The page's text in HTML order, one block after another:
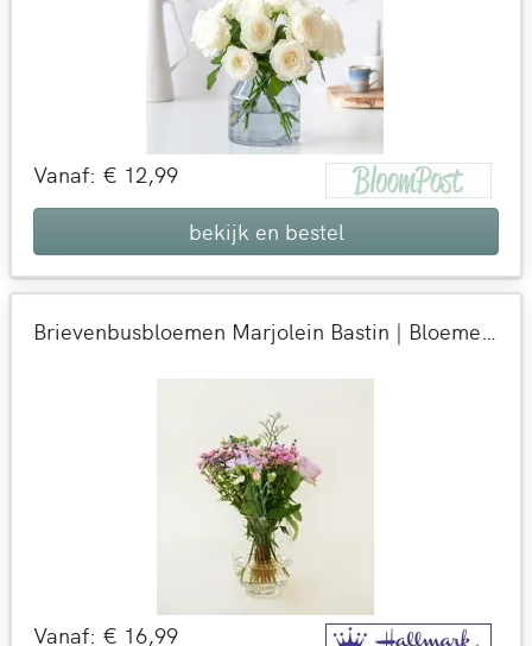
Vanaf: € 12,99
bekijk en bestel
Vanaf: € 16,99